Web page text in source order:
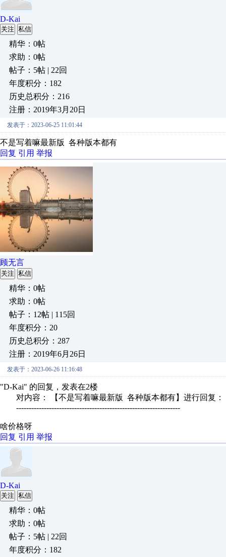
D-Kai
关注 私信
精华：0帖
求助：0帖
帖子：5帖 | 22回
年度积分：182
历史总积分：216
注册：2019年3月20日
发表于：2023-06-25 11:01:44
不是写着嘛最新版 各种版本都有
回复 引用 举报
顾无言
关注 私信
精华：0帖
求助：0帖
帖子：12帖 | 115回
年度积分：20
历史总积分：287
注册：2019年6月26日
发表于：2023-06-26 11:16:48
"D-Kai" 的回复，发表在2楼
对内容： 【不是写着嘛最新版 各种版本都有】进行回复：
-----------------------------------------------------------------
啥价格呀
回复 引用 举报
D-Kai
关注 私信
精华：0帖
求助：0帖
帖子：5帖 | 22回
年度积分：182